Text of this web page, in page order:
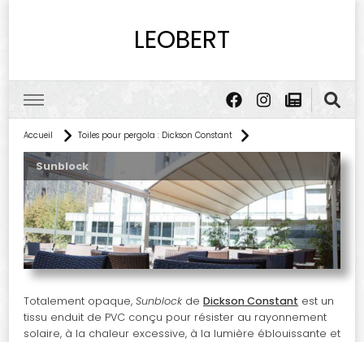
LEOBERT
Accueil Toiles pour pergola : Dickson Constant
Sunblock
Totalement opaque, Sunblockde Dickson Constant est un
tissu enduit de PVC conçu pour résister au rayonnement
solaire, à la chaleur excessive, à la lumière éblouissante et